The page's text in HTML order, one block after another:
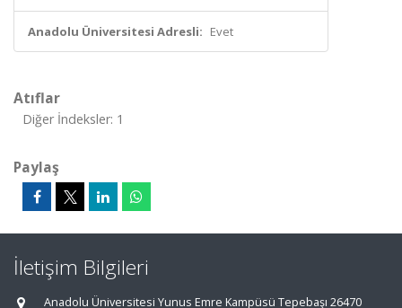
Anadolu Üniversitesi Adresli: Evet
Atıflar
Diğer İndeksler: 1
Paylaş
İletişim Bilgileri
Anadolu Üniversitesi Yunus Emre Kampüsü Tepebaşı 26470